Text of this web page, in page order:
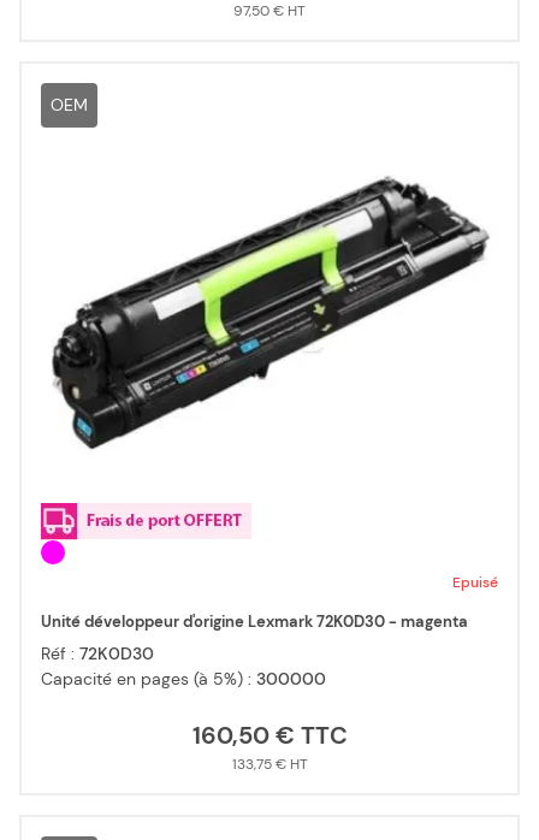
97,50 €
OEM
Epuisé
Unité développeur d'origine Lexmark 72K0D30 - magenta
Réf : 72K0D30
Capacité en pages (à 5%) : 300000
160,50 €
133,75 €